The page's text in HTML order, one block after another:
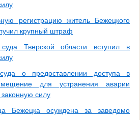
регистрацию житель Бежецкого
крупный штраф
Тверской области вступил в
о предоставлении доступа в
для устранения аварии
законную силу
Бежецка осуждена за заведомо